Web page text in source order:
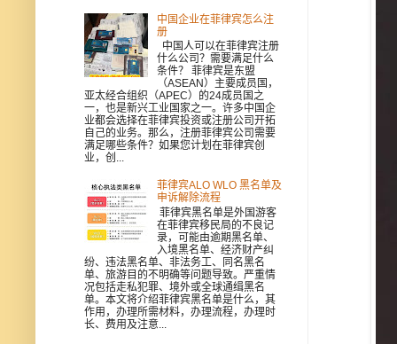
中国企业在菲律宾怎么注
册
中国人可以在菲律宾注册
什么公司？需要满足什么
条件？ 菲律宾是东盟
（ASEAN）主要成员国，
亚太经合组织（APEC）的24成员国之
一，也是新兴工业国家之一。许多中国企
业都会选择在菲律宾投资或注册公司开拓
自己的业务。那么，注册菲律宾公司需要
满足哪些条件？如果您计划在菲律宾创
业，创...
菲律宾ALO WLO 黑名单及
申诉解除流程
菲律宾黑名单是外国游客
在菲律宾移民局的不良记
录，可能由逾期黑名单、
入境黑名单、经济财产纠
纷、违法黑名单、非法务工、同名黑名
单、旅游目的不明确等问题导致。严重情
况包括走私犯罪、境外或全球通缉黑名
单。本文将介绍菲律宾黑名单是什么，其
作用，办理所需材料，办理流程，办理时
长、费用及注意...